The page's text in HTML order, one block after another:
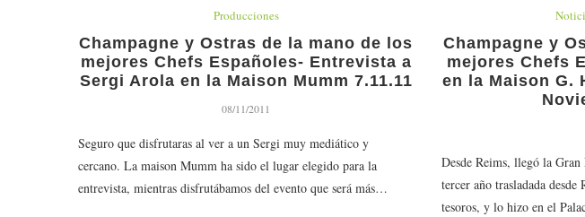
Producciones
Champagne y Ostras de la mano de los
mejores Chefs Españoles- Entrevista a
Sergi Arola en la Maison Mumm 7.11.11
08/11/2011
Seguro que disfrutaras al ver a un Sergi muy mediático y
cercano. La maison Mumm ha sido el lugar elegido para la
entrevista, mientras disfrutábamos del evento que será más…
Champagne y
mejores Chefs
en la Maison G.
Desde Reims, llegó la
tercer año trasladada
tesoros, y lo hizo en el